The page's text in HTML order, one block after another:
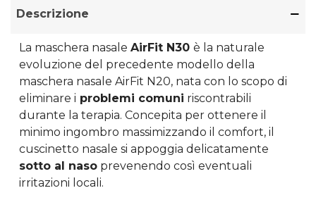
Descrizione
La maschera nasale AirFit N30 è la naturale
evoluzione del precedente modello della
maschera nasale AirFit N20, nata con lo scopo di
eliminare i problemi comuni riscontrabili
durante la terapia. Concepita per ottenere il
minimo ingombro massimizzando il comfort, il
cuscinetto nasale si appoggia delicatamente
sotto al naso prevenendo così eventuali
irritazioni locali.